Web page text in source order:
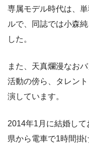
専属モデル時代は、
ルで、同誌では小森
した。
また、天真爛漫なお
活動の傍ら、タレン
演しています。
2014年1月に結婚し
県から電車で1時間掛